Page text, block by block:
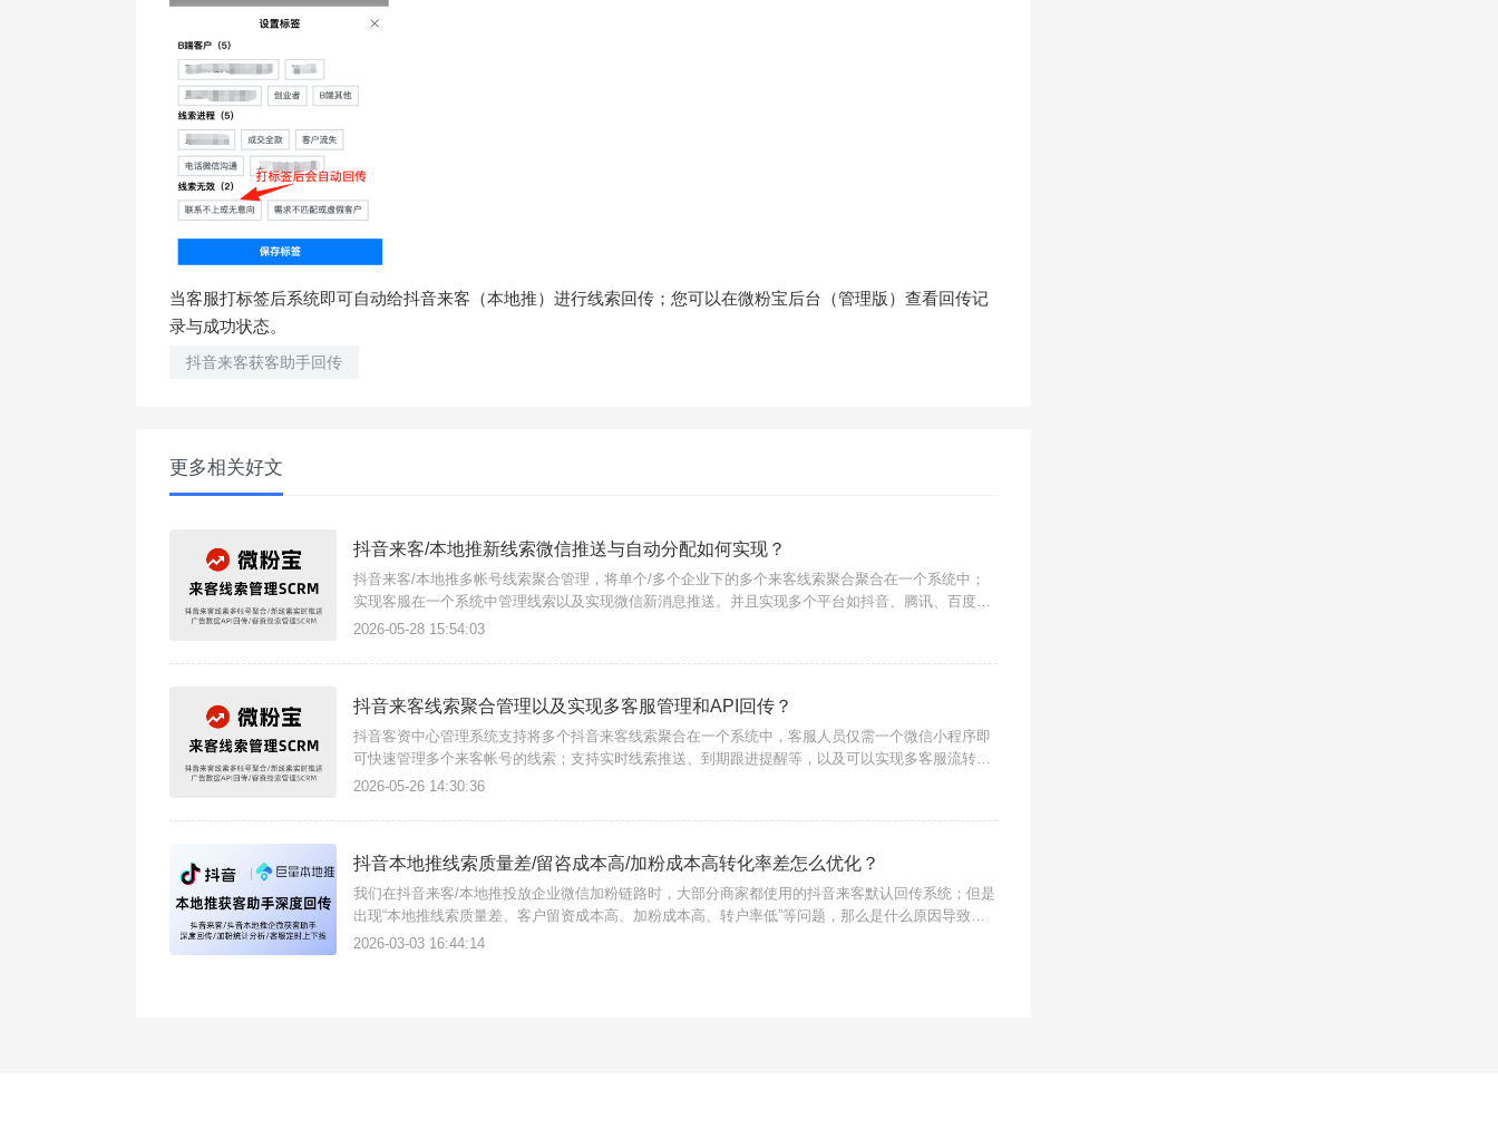
当客服打标签后系统即可自动给抖音来客（本地推）进行线索回传；您可以在微粉宝后台（管理版）查看回传记
录与成功状态。
抖音来客获客助手回传
更多相关好文
抖音来客/本地推新线索微信推送与自动分配如何实现？
抖音来客/本地推多帐号线索聚合管理，将单个/多个企业下的多个来客线索聚合聚合在一个系统中；
实现客服在一个系统中管理线索以及实现微信新消息推送。并且实现多个平台如抖音、腾讯、百度、
快手等各平台线索聚合管理。
2026-05-28 15:54:03
抖音来客线索聚合管理以及实现多客服管理和API回传？
抖音客资中心管理系统支持将多个抖音来客线索聚合在一个系统中，客服人员仅需一个微信小程序即
可快速管理多个来客帐号的线索；支持实时线索推送、到期跟进提醒等，以及可以实现多客服流转、
线索打标签、自动更新线索阶段、广告线索API回传上报等。
2026-05-26 14:30:36
抖音本地推线索质量差/留咨成本高/加粉成本高转化率差怎么优化？
我们在抖音来客/本地推投放企业微信加粉链路时，大部分商家都使用的抖音来客默认回传系统；但是
出现“本地推线索质量差、客户留资成本高、加粉成本高、转户率低”等问题，那么是什么原因导致的
呢？
2026-03-03 16:44:14